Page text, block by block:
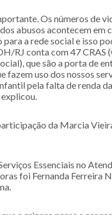
Os números de
abusos acontecem
a rede social e isso
RJ conta com 47
que são a porta de
fazem uso dos nossos
pela falta de renda
da Marcia
Essenciais no
foi Fernanda Ferreira